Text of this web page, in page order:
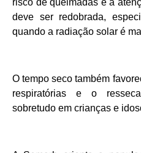
risco de queimadas e a
deve ser redobrada,
quando a radiação solar é
O tempo seco também
respiratórias e o
sobretudo em crianças e